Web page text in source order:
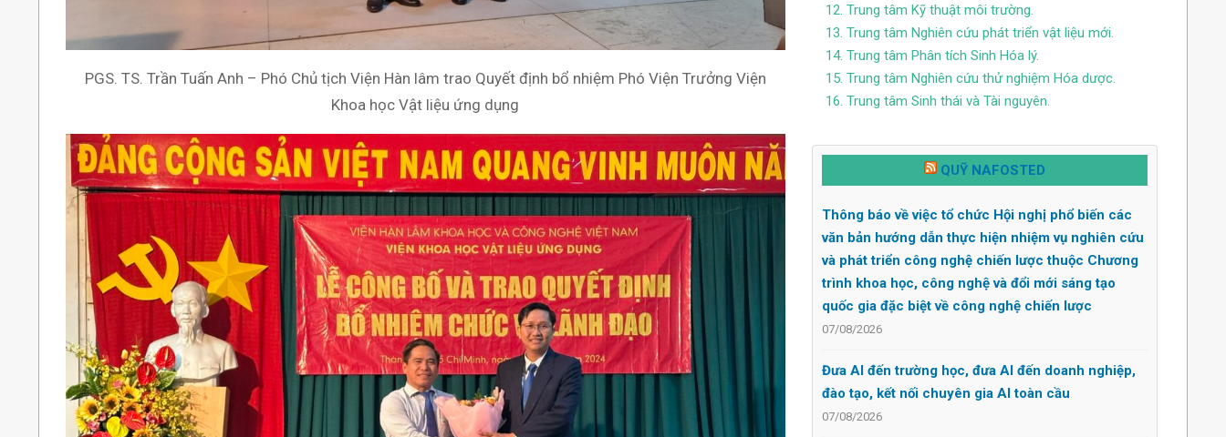
PGS. TS. Trần Tuấn Anh – Phó Chủ tịch Viện Hàn lâm trao Quyết định bổ nhiệm Phó Viện Trưởng Viện
Khoa học Vật liệu ứng dụng
12. Trung tâm Kỹ thuật môi trường.
13. Trung tâm Nghiên cứu phát triển vật liệu mới.
14. Trung tâm Phân tích Sinh Hóa lý.
15. Trung tâm Nghiên cứu thử nghiệm Hóa dược.
16. Trung tâm Sinh thái và Tài nguyên.
QUỸ NAFOSTED
Thông báo về việc tổ chức Hội nghị phổ biến các
văn bản hướng dẫn thực hiện nhiệm vụ nghiên cứu
và phát triển công nghệ chiến lược thuộc Chương
trình khoa học, công nghệ và đổi mới sáng tạo
quốc gia đặc biệt về công nghệ chiến lược
07/08/2026
Đưa AI đến trường học, đưa AI đến doanh nghiệp,
đào tạo, kết nối chuyên gia AI toàn cầu
07/08/2026